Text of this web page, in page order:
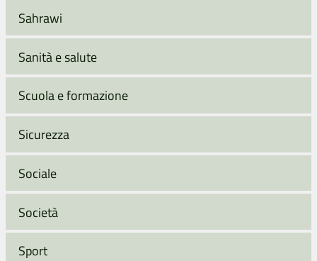
Sahrawi
Sanità e salute
Scuola e formazione
Sicurezza
Sociale
Società
Sport